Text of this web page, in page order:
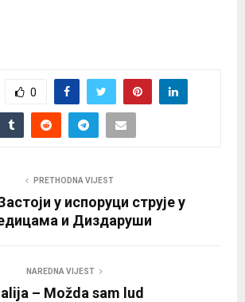
0
PRETHODNA VIJEST
у испоруци струје у
и Диздаруши
NAREDNA VIJEST
– Možda sam lud